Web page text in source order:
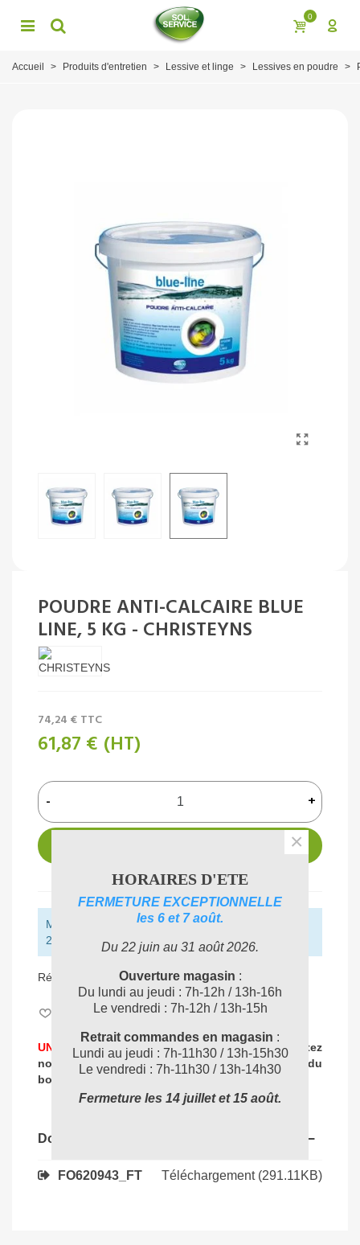
0
Accueil > Produits d'entretien > Lessive et linge > Lessives en poudre >
POUDRE ANTI-CALCAIRE BLUE
LINE, 5 KG - CHRISTEYNS
74,24 € TTC
61,87 € (HT)
- +
Montant restant pour obtenir la livraison gratuite :
250,00 € (HT)
Référence: FO620943
0
UNE PROBLEMATIQUE DE NETTOYAGE ?Contactez
nos expertspour vous accompagner dansle choix du
bon produit
Documents joints
FO620943_FT Téléchargement (291.11KB)
HORAIRES D'ETE
FERMETURE EXCEPTIONNELLE
les 6 et 7 août.
Du 22 juin au 31 août 2026.
Ouverture magasin :
Du lundi au jeudi : 7h-12h / 13h-16h
Le vendredi : 7h-12h / 13h-15h
Retrait commandes en magasin :
Lundi au jeudi : 7h-11h30 / 13h-15h30
Le vendredi : 7h-11h30 / 13h-14h30
Fermeture les 14 juillet et 15 août.
×